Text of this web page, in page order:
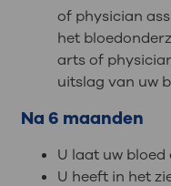
of physician
het
arts of
uitslag van uw
Na 6 maanden
U laat uw
U heeft in het